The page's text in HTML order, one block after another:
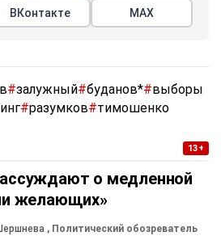
ВКонтакте МАХ
#залужный#буданов*#выборы
#разумков#тимошенко
13+
о медленной
желающих»
, Политический обозреватель